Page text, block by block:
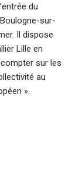
du
sur-
Il dispose
Lille en
sur les
au
».